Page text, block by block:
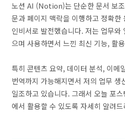
노션 AI (Notion)는 단순한 문서 보
문과 페이지 맥락을 이행하고 정확한
인비서로 발전했습니다. 저는 업무와
으며 사용하면서 느낀 최신 기능, 활
특히 콘텐츠 요약, 데이터 분석, 이메
번역까지 가능해지면서 저의 업무 생
일조하고 있습니다. 그래서 오늘 포
에서 활용할 수 있도록 자세히 알려